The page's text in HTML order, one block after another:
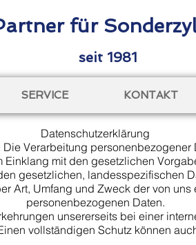
für
seit 1981
SERVICE KONTAKT
Datenschutzerklärung
Verarbeitung
Einklang mit den gesetzlichen
gesetzlichen, landesspezifischen
Art, Umfang und Zweck der von
personenbezogenen Daten.
unsererseits bei einer
vollständigen Schutz können